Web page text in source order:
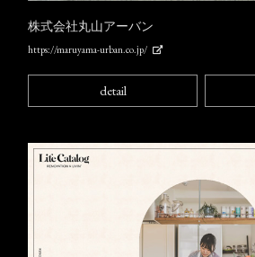
株式会社丸山アーバン
https://maruyama-urban.co.jp/
detail